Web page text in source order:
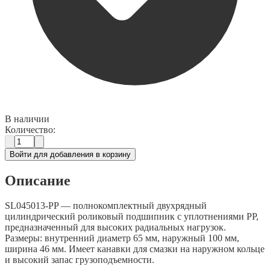
В наличии
Количество:
Войти для добавления в корзину
Описание
SL045013-PP — полнокомплектный двухрядный
цилиндрический роликовый подшипник с уплотнениями PP,
предназначенный для высоких радиальных нагрузок.
Размеры: внутренний диаметр 65 мм, наружный 100 мм,
ширина 46 мм. Имеет канавки для смазки на наружном кольце
и высокий запас грузоподъемности.